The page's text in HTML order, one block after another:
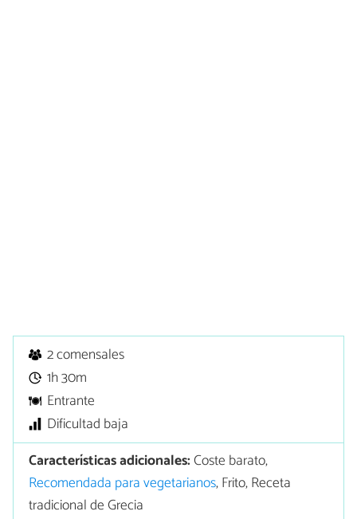
2 comensales
1h 30m
Entrante
Dificultad baja
Características adicionales:Coste barato,
Recomendada para vegetarianos, Frito, Receta
tradicional de Grecia